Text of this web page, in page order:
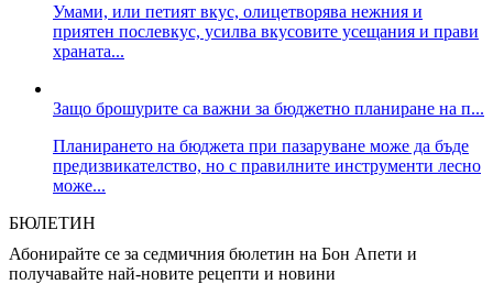
Умами, или петият вкус, олицетворява нежния и
приятен послевкус, усилва вкусовите усещания и прави
храната...
Защо брошурите са важни за бюджетно планиране на п...
Планирането на бюджета при пазаруване може да бъде
предизвикателство, но с правилните инструменти лесно
може...
БЮЛЕТИН
Абонирайте се за седмичния бюлетин на Бон Апети и
получавайте най-новите рецепти и новини